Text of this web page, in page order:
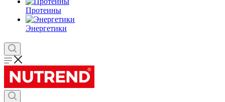
Протеины
Энергетики